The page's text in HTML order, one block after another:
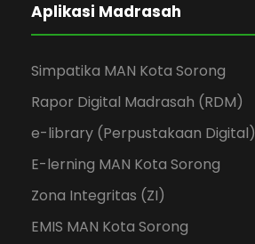
Aplikasi Madrasah
Simpatika MAN Kota Sorong
Rapor Digital Madrasah (RDM)
e-library (Perpustakaan Digital)
E-lerning MAN Kota Sorong
Zona Integritas (ZI)
EMIS MAN Kota Sorong